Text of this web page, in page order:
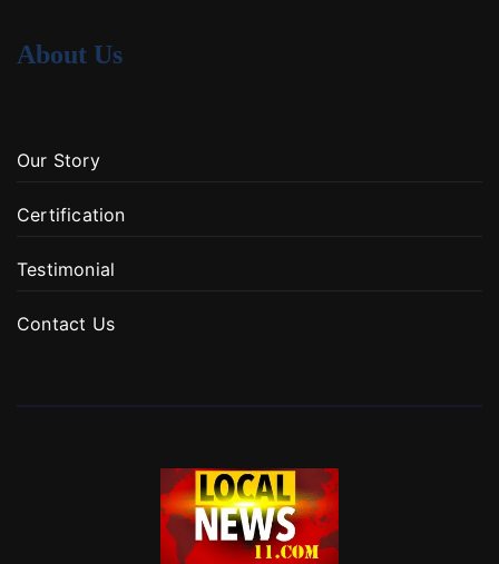
About Us
Our Story
Certification
Testimonial
Contact Us